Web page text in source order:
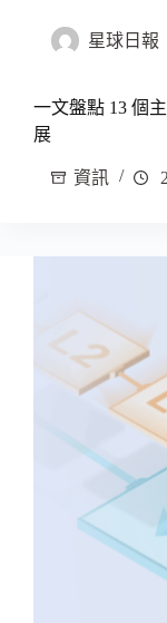
星球日報
一文盤點 13 個
展
資訊